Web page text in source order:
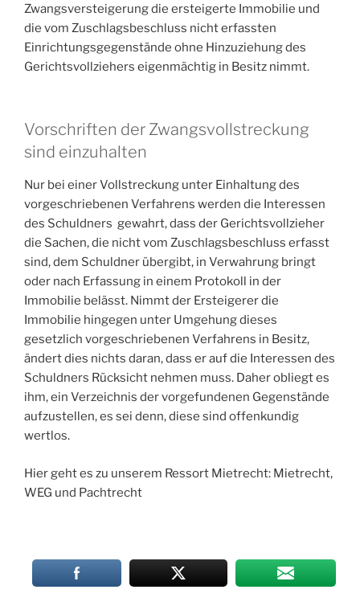
Zwangsversteigerung die ersteigerte Immobilie und
die vom Zuschlagsbeschluss nicht erfassten
Einrichtungsgegenstände ohne Hinzuziehung des
Gerichtsvollziehers eigenmächtig in Besitz nimmt.
Vorschriften der Zwangsvollstreckung
sind einzuhalten
Nur bei einer Vollstreckung unter Einhaltung des
vorgeschriebenen Verfahrens werden die Interessen
des Schuldners gewahrt, dass der Gerichtsvollzieher
die Sachen, die nicht vom Zuschlagsbeschluss erfasst
sind, dem Schuldner übergibt, in Verwahrung bringt
oder nach Erfassung in einem Protokoll in der
Immobilie belässt. Nimmt der Ersteigerer die
Immobilie hingegen unter Umgehung dieses
gesetzlich vorgeschriebenen Verfahrens in Besitz,
ändert dies nichts daran, dass er auf die Interessen des
Schuldners Rücksicht nehmen muss. Daher obliegt es
ihm, ein Verzeichnis der vorgefundenen Gegenstände
aufzustellen, es sei denn, diese sind offenkundig
wertlos.
Hier geht es zu unserem Ressort Mietrecht: Mietrecht,
WEG und Pachtrecht